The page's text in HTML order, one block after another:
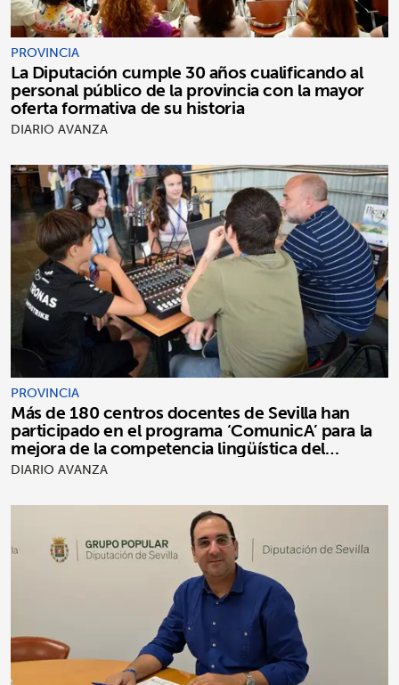
PROVINCIA
La Diputación cumple 30 años cualificando al
personal público de la provincia con la mayor
oferta formativa de su historia
DIARIO AVANZA
PROVINCIA
Más de 180 centros docentes de Sevilla han
participado en el programa ‘ComunicA’ para la
mejora de la competencia lingüística del
alumnado
DIARIO AVANZA